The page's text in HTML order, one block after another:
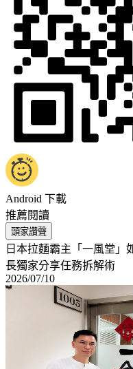
Android 下載
推薦閱讀
頭家讚聲
日本拉麵霸主「一風堂」
長獨家分享任務拆解術
2026/07/10